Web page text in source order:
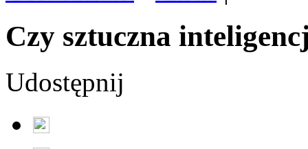
Czy sztuczna
Udostępnij